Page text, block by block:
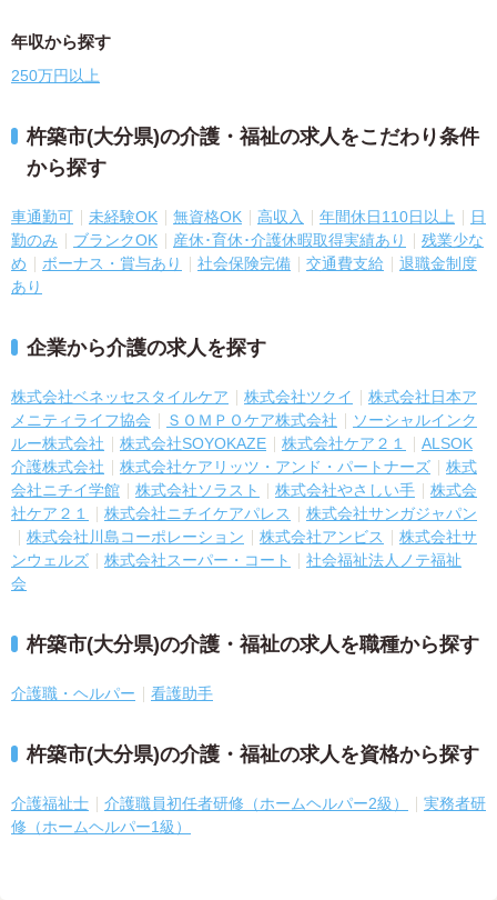
年収から探す
250万円以上
杵築市(大分県)の介護・福祉の求人をこだわり条件
から探す
車通勤可 未経験OK 無資格OK 高収入 年間休日110日以上
日
勤のみ
ブランクOK 産休･育休･介護休暇取得実績あり
残業少な
め
ボーナス・賞与あり 社会保険完備 交通費支給
退職金制度
あり
企業から介護の求人を探す
株式会社ベネッセスタイルケア 株式会社ツクイ
株式会社日本ア
メニティライフ協会
ＳＯＭＰＯケア株式会社
ソーシャルインク
ルー株式会社
株式会社SOYOKAZE 株式会社ケア２１
ALSOK
介護株式会社
株式会社ケアリッツ・アンド・パートナーズ
株式
会社ニチイ学館
株式会社ソラスト 株式会社やさしい手
株式会
社ケア２１
株式会社ニチイケアパレス
株式会社サンガジャパン
株式会社川島コーポレーション
株式会社アンビス
株式会社サ
ンウェルズ
株式会社スーパー・コート
社会福祉法人ノテ福祉
会
杵築市(大分県)の介護・福祉の求人を職種から探す
介護職・ヘルパー 看護助手
杵築市(大分県)の介護・福祉の求人を資格から探す
介護福祉士 介護職員初任者研修（ホームヘルパー2級）
実務者研
修（ホームヘルパー1級）